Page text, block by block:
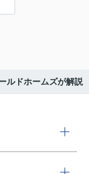
ルドホームズが解説